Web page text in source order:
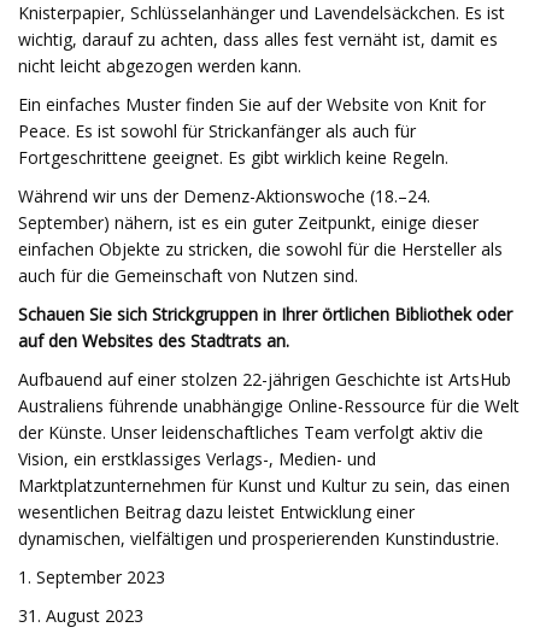
Knisterpapier, Schlüsselanhänger und Lavendelsäckchen. Es ist
wichtig, darauf zu achten, dass alles fest vernäht ist, damit es
nicht leicht abgezogen werden kann.
Ein einfaches Muster finden Sie auf der Website von Knit for
Peace. Es ist sowohl für Strickanfänger als auch für
Fortgeschrittene geeignet. Es gibt wirklich keine Regeln.
Während wir uns der Demenz-Aktionswoche (18.–24.
September) nähern, ist es ein guter Zeitpunkt, einige dieser
einfachen Objekte zu stricken, die sowohl für die Hersteller als
auch für die Gemeinschaft von Nutzen sind.
Schauen Sie sich Strickgruppen in Ihrer örtlichen Bibliothek oder
auf den Websites des Stadtrats an.
Aufbauend auf einer stolzen 22-jährigen Geschichte ist ArtsHub
Australiens führende unabhängige Online-Ressource für die Welt
der Künste. Unser leidenschaftliches Team verfolgt aktiv die
Vision, ein erstklassiges Verlags-, Medien- und
Marktplatzunternehmen für Kunst und Kultur zu sein, das einen
wesentlichen Beitrag dazu leistet Entwicklung einer
dynamischen, vielfältigen und prosperierenden Kunstindustrie.
1. September 2023
31. August 2023